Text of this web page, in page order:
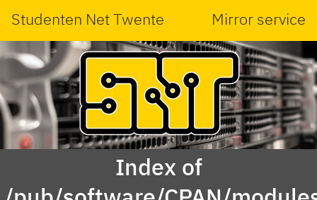
Studenten Net Twente Mirror service
Index of